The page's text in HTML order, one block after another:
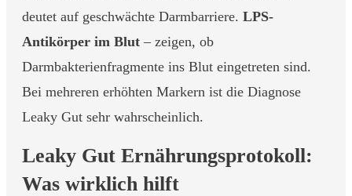
deutet auf geschwächte Darmbarriere. LPS-
Antikörper im Blut – zeigen, ob
Darmbakterienfragmente ins Blut eingetreten sind.
Bei mehreren erhöhten Markern ist die Diagnose
Leaky Gut sehr wahrscheinlich.
Leaky Gut Ernährungsprotokoll:
Was wirklich hilft